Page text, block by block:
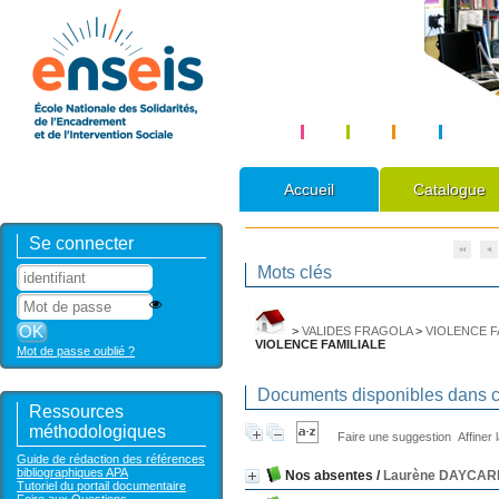
Accueil Catalogue
Se connecter
Mot de passe oublié ?
Ressources
méthodologiques
Guide de rédaction des références
bibliographiques APA
Tutoriel du portail documentaire
Mots clés
> VALIDES FRAGOLA> VIOLENCE
VIOLENCE FAMILIALE
Documents disponibles dans
Faire une suggestion Affiner
Nos absentes / Laurène